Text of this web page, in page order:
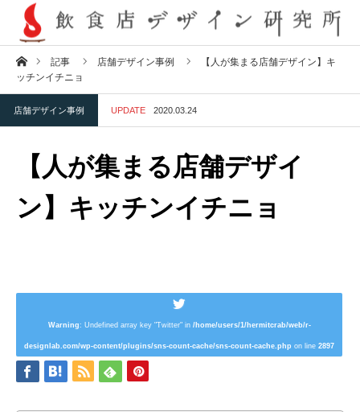
ホーム記事 店舗デザイン事例
【人が集まる店舗デザイン】キ
ッチンイチニョ
店舗デザイン事例 UPDATE 2020.03.24
【人が集まる店舗デザイ
ン】キッチンイチニョ
Warning: Undefined array key "Twitter" in /home/users/1/hermitcrab/web/r-
designlab.com/wp-content/plugins/sns-count-cache/sns-count-cache.php on line 2897